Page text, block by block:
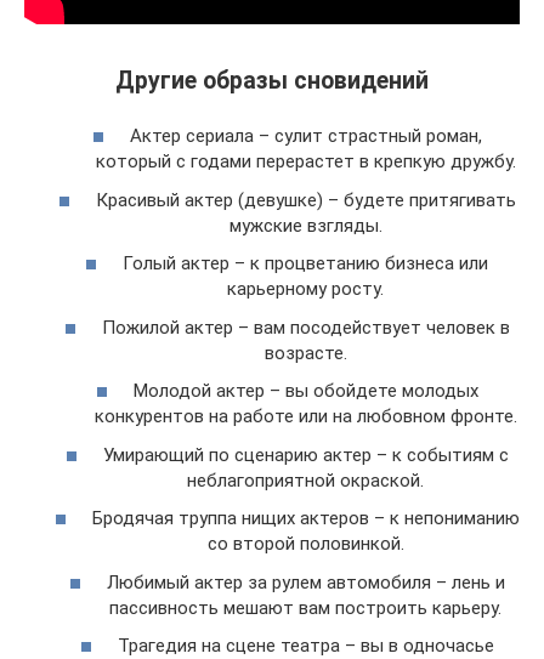
Другие образы сновидений
Актер сериала – сулит страстный роман,
который с годами перерастет в крепкую дружбу.
Красивый актер (девушке) – будете притягивать
мужские взгляды.
Голый актер – к процветанию бизнеса или
карьерному росту.
Пожилой актер – вам посодействует человек в
возрасте.
Молодой актер – вы обойдете молодых
конкурентов на работе или на любовном фронте.
Умирающий по сценарию актер – к событиям с
неблагоприятной окраской.
Бродячая труппа нищих актеров – к непониманию
со второй половинкой.
Любимый актер за рулем автомобиля – лень и
пассивность мешают вам построить карьеру.
Трагедия на сцене театра – вы в одночасье